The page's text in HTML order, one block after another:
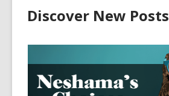
Discover New Posts